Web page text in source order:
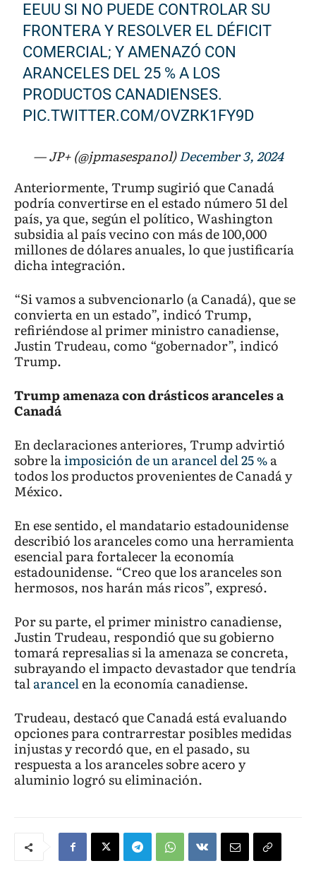
EEUU SI NO PUEDE CONTROLAR SU
FRONTERA Y RESOLVER EL DÉFICIT
COMERCIAL; Y AMENAZÓ CON
ARANCELES DEL 25 % A LOS
PRODUCTOS CANADIENSES.
PIC.TWITTER.COM/OVZRK1FY9D
— JP+ (@jpmasespanol)December 3, 2024
Anteriormente, Trump sugirió que Canadá
podría convertirse en el estado número 51 del
país, ya que, según el político, Washington
subsidia al país vecino con más de 100,000
millones de dólares anuales, lo que justificaría
dicha integración.
“Si vamos a subvencionarlo (a Canadá), que se
convierta en un estado”, indicó Trump,
refiriéndose al primer ministro canadiense,
Justin Trudeau, como “gobernador”, indicó
Trump.
Trump amenaza con drásticos aranceles a
Canadá
En declaraciones anteriores, Trump advirtió
sobre laimposición de un arancel del 25 %a
todos los productos provenientes de Canadá y
México.
En ese sentido, el mandatario estadounidense
describió los aranceles como una herramienta
esencial para fortalecer la economía
estadounidense. “Creo que los aranceles son
hermosos, nos harán más ricos”, expresó.
Por su parte, el primer ministro canadiense,
Justin Trudeau, respondió que su gobierno
tomará represalias si la amenaza se concreta,
subrayando el impacto devastador que tendría
talarancelen la economía canadiense.
Trudeau, destacó que Canadá está evaluando
opciones para contrarrestar posibles medidas
injustas y recordó que, en el pasado, su
respuesta a los aranceles sobre acero y
aluminio logró su eliminación.